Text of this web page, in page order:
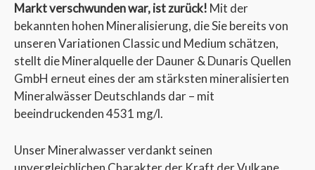
Markt verschwunden war, ist zurück! Mit der
bekannten hohen Mineralisierung, die Sie bereits von
unseren Variationen Classic und Medium schätzen,
stellt die Mineralquelle der Dauner & Dunaris Quellen
GmbH erneut eines der am stärksten mineralisierten
Mineralwässer Deutschlands dar – mit
beeindruckenden 4531 mg/l.
Unser Mineralwasser verdankt seinen